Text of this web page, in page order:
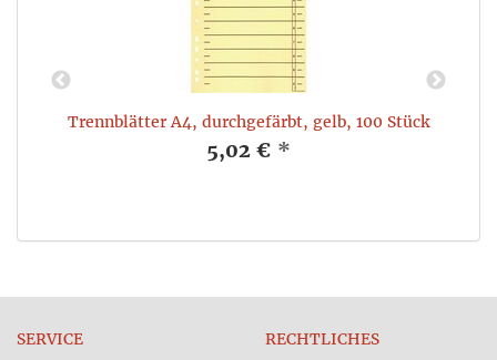
Trennblätter A4, durchgefärbt, gelb, 100 Stück
5,02 € *
SERVICE RECHTLICHES